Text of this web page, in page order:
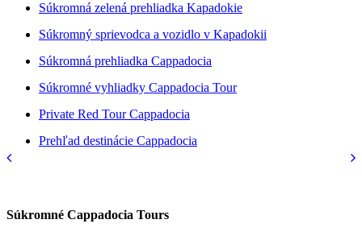
Súkromná zelená prehliadka Kapadokie
Súkromný sprievodca a vozidlo v Kapadokii
Súkromná prehliadka Cappadocia
Súkromné vyhliadky Cappadocia Tour
Private Red Tour Cappadocia
Prehľad destinácie Cappadocia
Súkromné Cappadocia Tours